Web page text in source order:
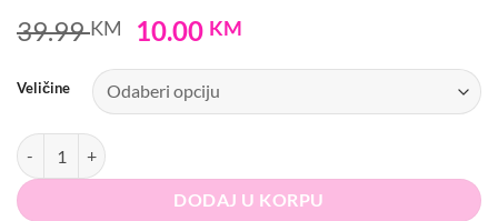
39.99KM
Original
was:
39.99 KM.
10.00 KM
10.00 KM.
Veličine
ASOS Kupaći kostim količina
DODAJ U KORPU